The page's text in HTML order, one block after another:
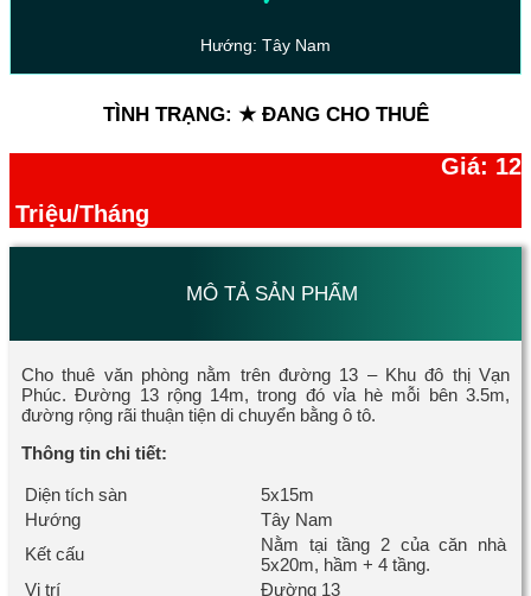
Hướng: Tây Nam
TÌNH TRẠNG: ★ ĐANG CHO THUÊ
Giá: 12
Triệu/Tháng
MÔ TẢ SẢN PHẨM
Cho thuê văn phòng nằm trên đường 13 – Khu đô thị Vạn
Phúc. Đường 13 rộng 14m, trong đó vỉa hè mỗi bên 3.5m,
đường rộng rãi thuận tiện di chuyển bằng ô tô.
Thông tin chi tiết:
Diện tích sàn
5x15m
Hướng
Tây Nam
Kết cấu
Nằm tại tầng 2 của căn nhà
5x20m, hầm + 4 tầng.
Vị trí
Đường 13